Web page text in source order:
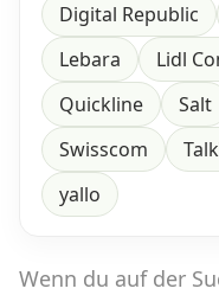
Digital Republic
Lebara
Lidl
Quickline
Salt
Swisscom
yallo
Wenn du auf der